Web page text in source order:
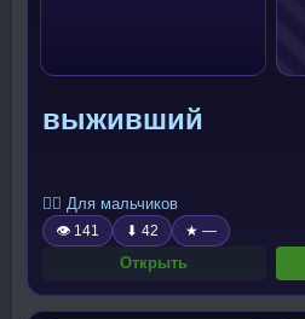
выживший
🧍‍♂️ Для мальчиков
👁 141 ⬇ 42 ★ —
Открыть